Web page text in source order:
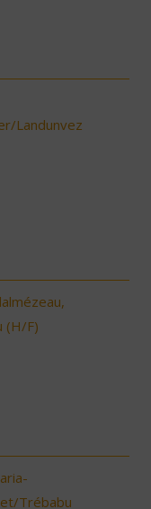
Landunvez
(H/F)
Trébabu